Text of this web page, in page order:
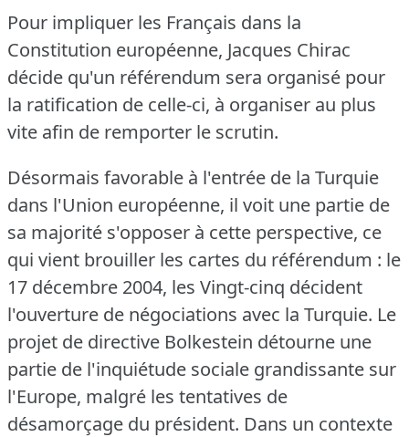
Pour impliquer les Français dans la
Constitution européenne, Jacques Chirac
décide qu'un référendum sera organisé pour
la ratification de celle-ci, à organiser au plus
vite afin de remporter le scrutin.
Désormais favorable à l'entrée de la Turquie
dans l'Union européenne, il voit une partie de
sa majorité s'opposer à cette perspective, ce
qui vient brouiller les cartes du référendum : le
17 décembre 2004, les Vingt-cinq décident
l'ouverture de négociations avec la Turquie. Le
projet de directive Bolkestein détourne une
partie de l'inquiétude sociale grandissante sur
l'Europe, malgré les tentatives de
désamorçage du président. Dans un contexte